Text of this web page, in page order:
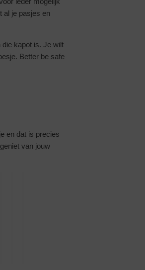
al je pasjes en
die kapot is. Je wilt
Better be safe
en dat is precies
van jouw